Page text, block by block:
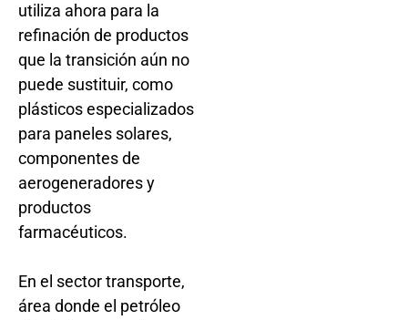
utiliza ahora para la
refinación de productos
que la transición aún no
puede sustituir, como
plásticos especializados
para paneles solares,
componentes de
aerogeneradores y
productos
farmacéuticos.
En el sector transporte,
área donde el petróleo